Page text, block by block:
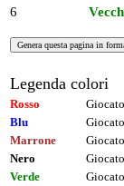
6
Legenda colori
Rosso
Blu
Marrone
Nero
Verde